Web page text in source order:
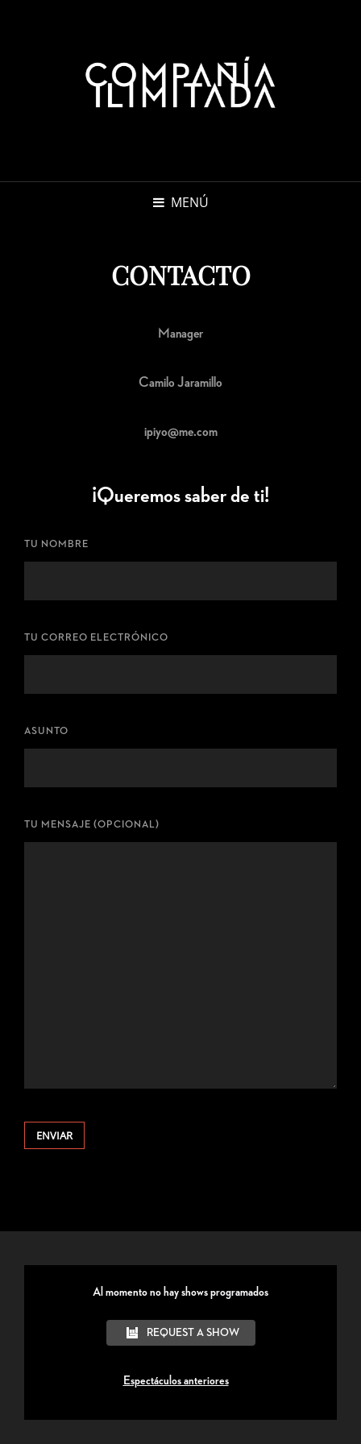
MENÚ
CONTACTO
Manager
Camilo Jaramillo
ipiyo@me.com
¡Queremos saber de ti!
TU NOMBRE
TU CORREO ELECTRÓNICO
ASUNTO
TU MENSAJE (OPCIONAL)
Al momento no hay shows programados
REQUEST A SHOW
Espectáculos anteriores